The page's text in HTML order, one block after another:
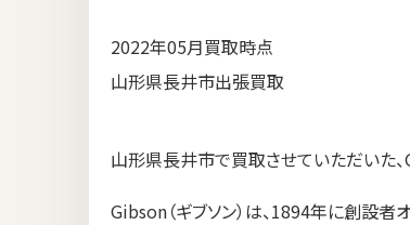
2022年05月買取時点
山形県長井市出張買取
山形県長井市で買取させていただいた
Gibson（ギブソン）は、1894年に創設者